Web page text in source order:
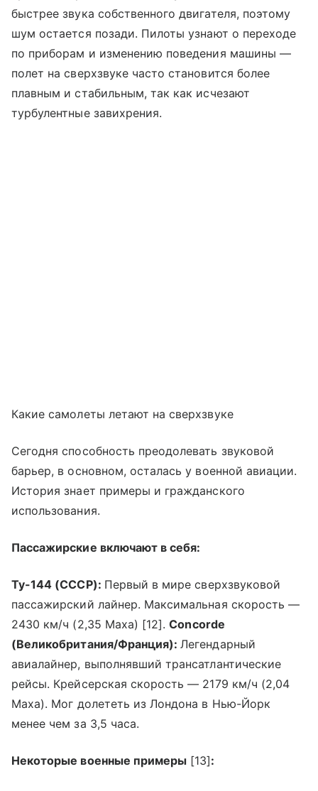
быстрее звука собственного двигателя, поэтому
шум остается позади. Пилоты узнают о переходе
по приборам и изменению поведения машины —
полет на сверхзвуке часто становится более
плавным и стабильным, так как исчезают
турбулентные завихрения.
Какие самолеты летают на сверхзвуке
Сегодня способность преодолевать звуковой
барьер, в основном, осталась у военной авиации.
История знает примеры и гражданского
использования.
Пассажирские включают в себя:
Ту-144 (СССР): Первый в мире сверхзвуковой
пассажирский лайнер. Максимальная скорость —
2430 км/ч (2,35 Маха) [12].Concorde
(Великобритания/Франция):Легендарный
авиалайнер, выполнявший трансатлантические
рейсы. Крейсерская скорость — 2179 км/ч (2,04
Маха). Мог долететь из Лондона в Нью-Йорк
менее чем за 3,5 часа.
Некоторые военные примеры [13]: